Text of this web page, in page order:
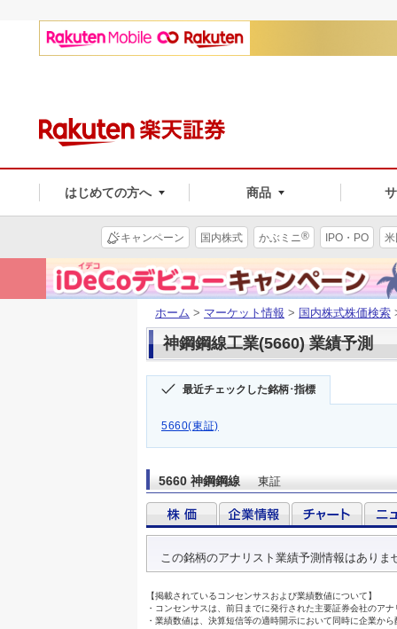
はじめての方へ 商品
キャンペーン 国内株式 かぶミニ® IPO・PO
ホーム > マーケット情報 > 国内株式株価検索
神鋼鋼線工業(5660) 業績予測
最近チェックした銘柄･指標
5660(東証)
5660 神鋼鋼線 東証